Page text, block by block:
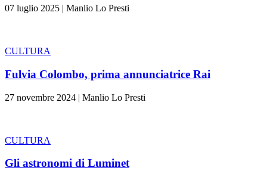
07 luglio 2025 | Manlio Lo Presti
CULTURA
Fulvia Colombo, prima annunciatrice Rai
27 novembre 2024 | Manlio Lo Presti
CULTURA
Gli astronomi di Luminet